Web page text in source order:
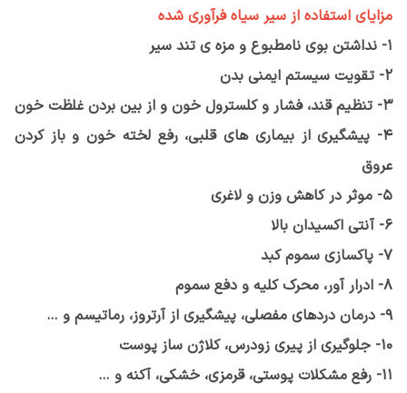
مزایای استفاده از سیر سیاه فرآوری شده
1- نداشتن بوی نامطبوع و مزه ی تند سیر
2- تقویت سیستم ایمنی بدن
3- تنظیم قند، فشار و کلسترول خون و از بین بردن غلظت خون
4- پیشگیری از بیماری های قلبی، رفع لخته خون و باز کردن
عروق
5- موثر در کاهش وزن و لاغری
6- آنتی اکسیدان بالا
7- پاکسازی سموم کبد
8- ادرار آور، محرک کلیه و دفع سموم
9- درمان دردهای مفصلی، پیشگیری از آرتروز، رماتیسم و …
10- جلوگیری از پیری زودرس، کلاژن ساز پوست
11- رفع مشکلات پوستی، قرمزی، خشکی، آکنه و …